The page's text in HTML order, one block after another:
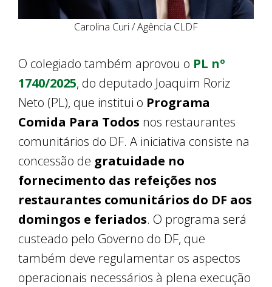
Carolina Curi / Agência CLDF
O colegiado também aprovou o PL nº
1740/2025, do deputado Joaquim Roriz
Neto (PL), que institui o Programa
Comida Para Todos nos restaurantes
comunitários do DF. A iniciativa consiste na
concessão de gratuidade no
fornecimento das refeições nos
restaurantes comunitários do DF aos
domingos e feriados. O programa será
custeado pelo Governo do DF, que
também deve regulamentar os aspectos
operacionais necessários à plena execução